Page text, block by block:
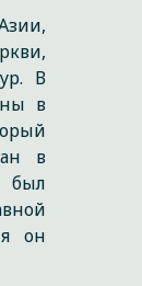
В
в
в
был
он